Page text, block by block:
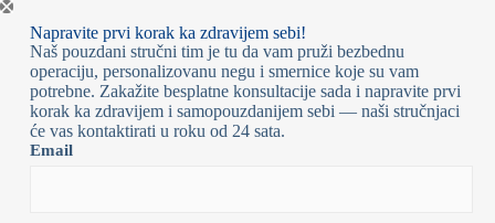
Napravite prvi korak ka zdravijem sebi!
Naš pouzdani stručni tim je tu da vam pruži bezbednu
operaciju, personalizovanu negu i smernice koje su vam
potrebne. Zakažite besplatne konsultacije sada i napravite prvi
korak ka zdravijem i samopouzdanijem sebi — naši stručnjaci
će vas kontaktirati u roku od 24 sata.
Email